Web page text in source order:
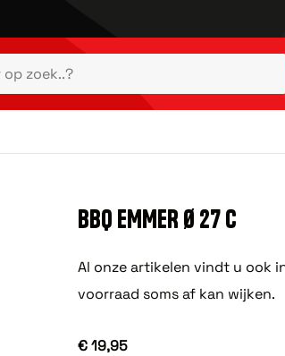
BBQ EMMER Ø 27 C
Al onze artikelen vindt u ook
voorraad soms af kan wijken.
€ 19,95